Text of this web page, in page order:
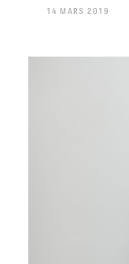
14 MARS 2019